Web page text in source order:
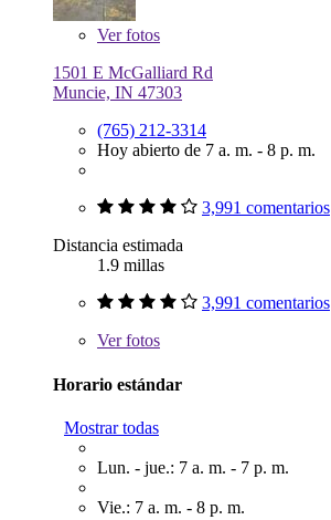
Verfotos
1501 E McGalliard Rd
Muncie, IN 47303
(765) 212-3314
Hoy abierto de 7 a. m. - 8 p. m.
3,991 comentarios
Distancia estimada
1.9 millas
3,991 comentarios
Verfotos
Horario estándar
Mostrar todas
Lun. - jue.: 7 a. m. - 7 p. m.
Vie.: 7 a. m. - 8 p. m.